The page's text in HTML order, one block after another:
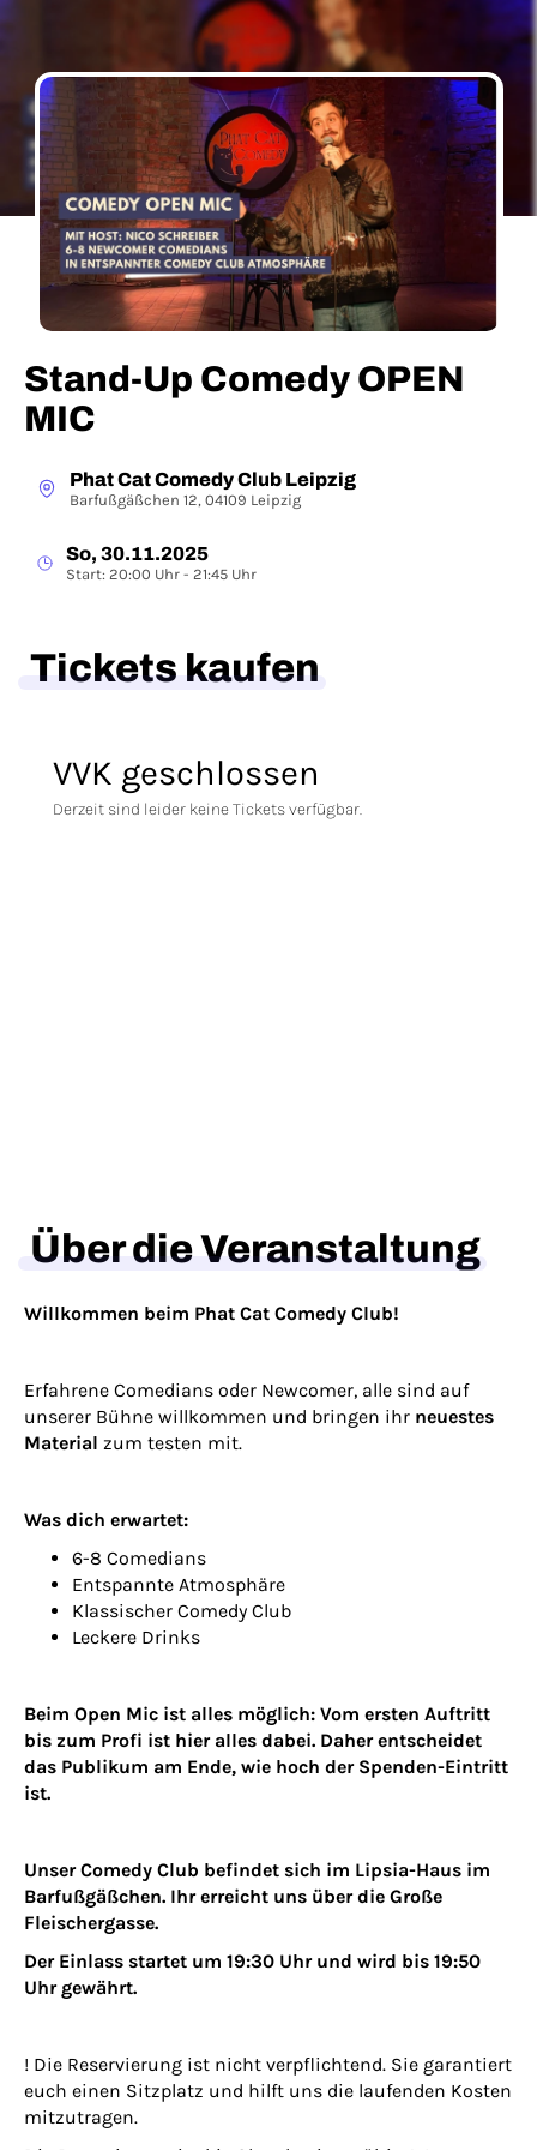
Stand-Up Comedy OPEN
MIC
Phat Cat Comedy Club Leipzig
Barfußgäßchen 12, 04109 Leipzig
So, 30.11.2025
Start: 20:00 Uhr - 21:45 Uhr
Tickets kaufen
VVK geschlossen
Derzeit sind leider keine Tickets verfügbar.
Über die Veranstaltung
Willkommen beim Phat Cat Comedy Club!
Erfahrene Comedians oder Newcomer, alle sind auf
unserer Bühne willkommen und bringen ihr neuestes
Material zum testen mit.
Was dich erwartet:
6-8 Comedians
Entspannte Atmosphäre
Klassischer Comedy Club
Leckere Drinks
Beim Open Mic ist alles möglich: Vom ersten Auftritt
bis zum Profi ist hier alles dabei. Daher entscheidet
das Publikum am Ende, wie hoch der Spenden-Eintritt
ist.
Unser Comedy Club befindet sich im Lipsia-Haus im
Barfußgäßchen. Ihr erreicht uns über die Große
Fleischergasse.
Der Einlass startet um 19:30 Uhr und wird bis 19:50
Uhr gewährt.
! Die Reservierung ist nicht verpflichtend. Sie garantiert
euch einen Sitzplatz und hilft uns die laufenden Kosten
mitzutragen.